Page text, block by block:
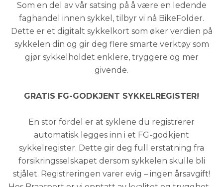
Som en del av vår satsing på å være en ledende
faghandel innen sykkel, tilbyr vi nå BikeFolder.
Dette er et digitalt sykkelkort som øker verdien på
sykkelen din og gir deg flere smarte verktøy som
gjør sykkelholdet enklere, tryggere og mer
givende.
GRATIS FG-GODKJENT SYKKELREGISTER!
En stor fordel er at syklene du registrerer
automatisk legges inn i et FG-godkjent
sykkelregister. Dette gir deg full erstatning fra
forsikringsselskapet dersom sykkelen skulle bli
stjålet. Registreringen varer evig – ingen årsavgift!